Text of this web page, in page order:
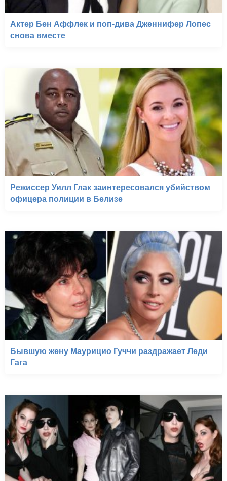
Актер Бен Аффлек и поп-дива Дженнифер Лопес
снова вместе
Режиссер Уилл Глак заинтересовался убийством
офицера полиции в Белизе
Бывшую жену Маурицио Гуччи раздражает Леди
Гага